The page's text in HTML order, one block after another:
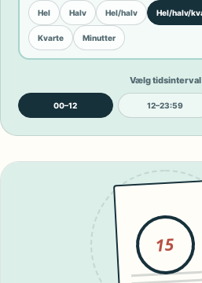
Hel Halv Hel/halv Hel/halv/
Kvarte Minutter
Vælg tidsinterval
00–12 12–23:59
15